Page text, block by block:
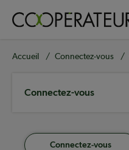
principal
Fil
Accueil Connectez-vous
Connectez-vous
Connectez-vous